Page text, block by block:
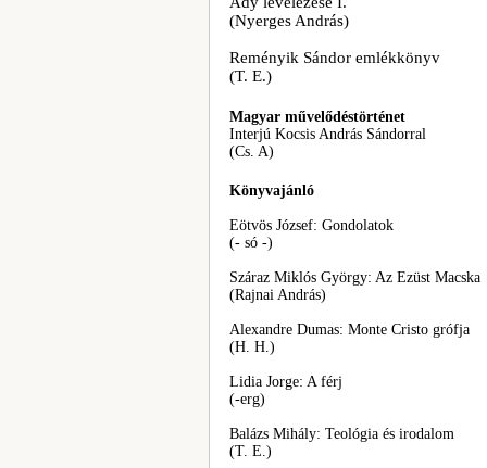
(Nyerges András)
Reményik Sándor emlékkönyv
(T. E.)
Magyar művelődéstörténet
Interjú Kocsis András Sándorral
(Cs. A)
Könyvajánló
Eötvös József: Gondolatok
(- só -)
Száraz Miklós György: Az Ezüst Macska
(Rajnai András)
Alexandre Dumas: Monte Cristo grófja
(H. H.)
Lidia Jorge: A férj
(-erg)
Balázs Mihály: Teológia és irodalom
(T. E.)